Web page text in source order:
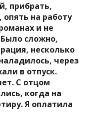
прибрать,
опять на работу
и не
сложно,
несколько
через
в отпуск.
С отцом
когда на
Я оплатила